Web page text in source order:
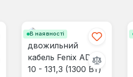
В наявності